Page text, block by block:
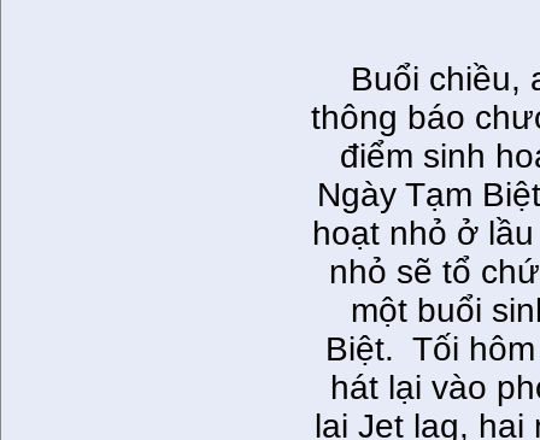
Buổi chiều,
thông báo
điểm sinh
Ngày Tạm
hoạt nhỏ ở
nhỏ sẽ tổ
một buổi
Biệt. Tối
hát lại vào
lại Jet lag,